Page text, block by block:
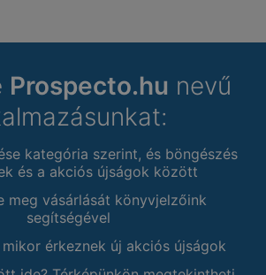
Prospecto.hu nevű
kategória szerint, és böngészés
és a akciós újságok között
meg vásárlását könyvjelzőink
segítségével
mikor érkeznek új akciós újságok